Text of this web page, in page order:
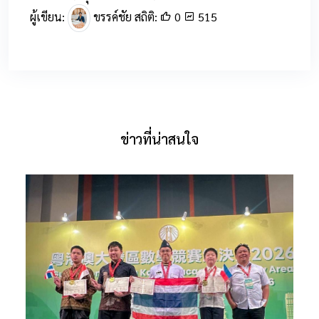
ผู้เขียน:
ขรรค์ชัย สถิติ: 0 515
ข่าวที่น่าสนใจ